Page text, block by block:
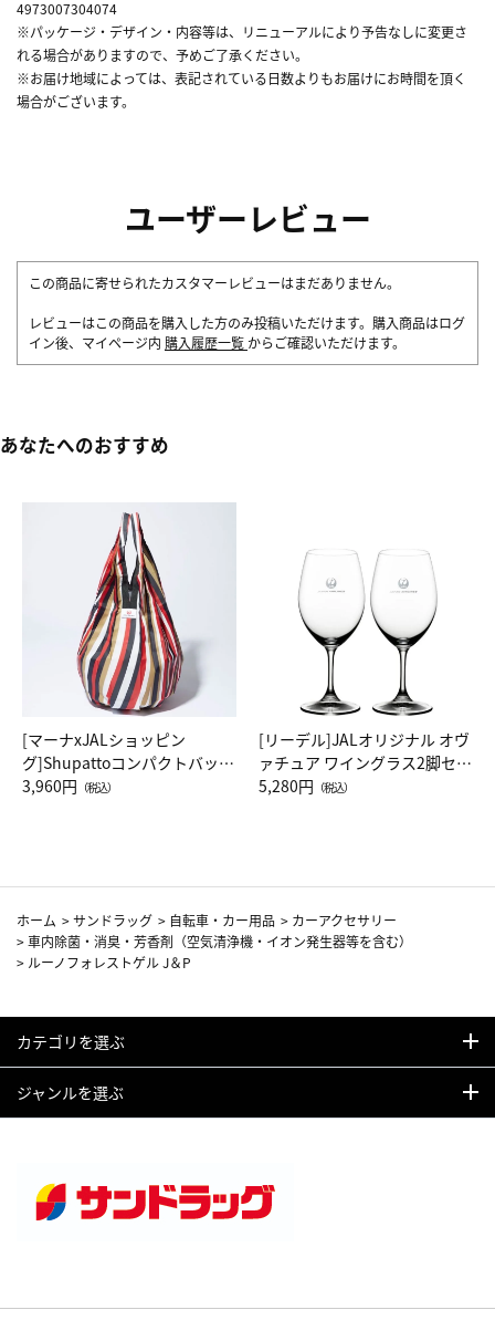
4973007304074
※パッケージ・デザイン・内容等は、リニューアルにより予告なしに変更さ
れる場合がありますので、予めご了承ください。
※お届け地域によっては、表記されている日数よりもお届けにお時間を頂く
場合がございます。
ユーザーレビュー
この商品に寄せられたカスタマーレビューはまだありません。
レビューはこの商品を購入した方のみ投稿いただけます。購入商品はログ
イン後、マイページ内 購入履歴一覧 からご確認いただけます。
あなたへのおすすめ
[マーナxJALショッピン
グ]Shupattoコンパクトバッグ
Drop JAL客室乗務員（LC）ス
3,960円 （税込）
[リーデル]JALオリジナル オヴ
ァチュア ワイングラス2脚セッ
ト（レッドワイン）
5,280円 （税込）
ホーム >サンドラッグ > 自転車・カー用品 > カーアクセサリー
>車内除菌・消臭・芳香剤（空気清浄機・イオン発生器等を含む）
> ルーノフォレストゲル J＆P
カテゴリを選ぶ
ジャンルを選ぶ